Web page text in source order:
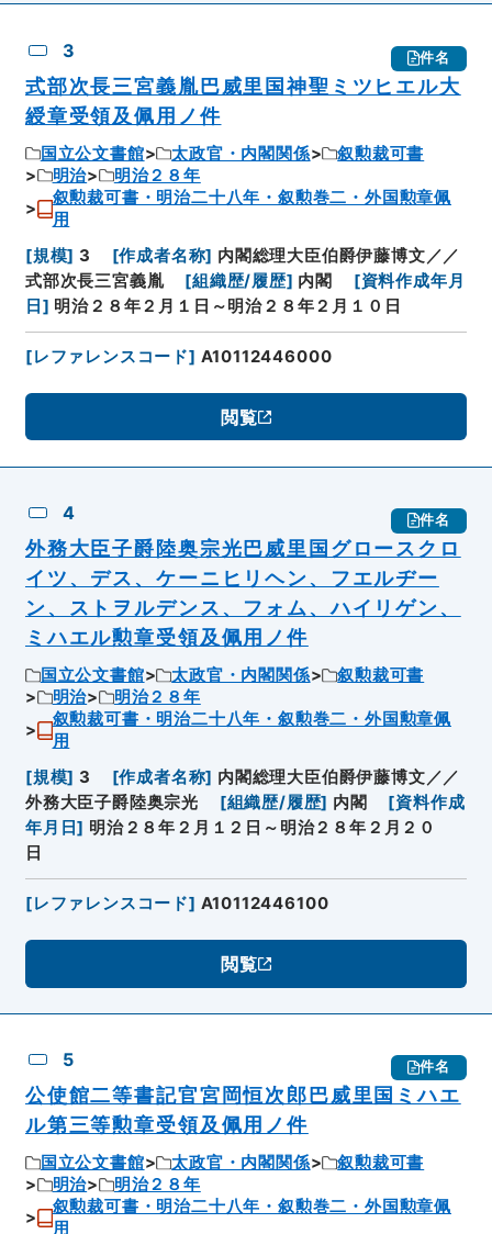
3 件名
式部次長三宮義胤巴威里国神聖ミツヒエル大
綬章受領及佩用ノ件
国立公文書館 太政官・内閣関係
叙勲裁可書
明治
明治２８年
叙勲裁可書・明治二十八年・叙勲巻二・外国勲章佩
用
[規模] 3 [作成者名称] 内閣総理大臣伯爵伊藤博文／／
式部次長三宮義胤
[組織歴/履歴] 内閣 [資料作成年月
日 ] 明治２８年２月１日～明治２８年２月１０日
[レファレンスコード] A10112446000
閲覧
4 件名
外務大臣子爵陸奥宗光巴威里国グロースクロ
イツ、デス、ケーニヒリヘン、フエルヂー
ン、ストヲルデンス、フォム、ハイリゲン、
ミハエル勲章受領及佩用ノ件
国立公文書館 太政官・内閣関係
叙勲裁可書
明治
明治２８年
叙勲裁可書・明治二十八年・叙勲巻二・外国勲章佩
用
[規模] 3 [作成者名称] 内閣総理大臣伯爵伊藤博文／／
外務大臣子爵陸奥宗光
[組織歴/履歴] 内閣 [資料作成
年月日] 明治２８年２月１２日～明治２８年２月２０
日
[レファレンスコード] A10112446100
閲覧
5 件名
公使館二等書記官宮岡恒次郎巴威里国ミハエ
ル第三等勲章受領及佩用ノ件
国立公文書館 太政官・内閣関係
叙勲裁可書
明治
明治２８年
叙勲裁可書・明治二十八年・叙勲巻二・外国勲章佩
用